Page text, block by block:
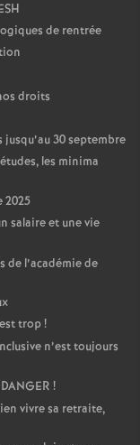
e
g
r
é
O
r
l
é
a
de rentrée
droits
30 septembre
les minima
2025
salaire et une vie
l’académie de
trop!
n’est toujours
!
vivre sa retraite,